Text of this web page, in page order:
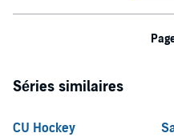
Séries similaires
CU Hockey